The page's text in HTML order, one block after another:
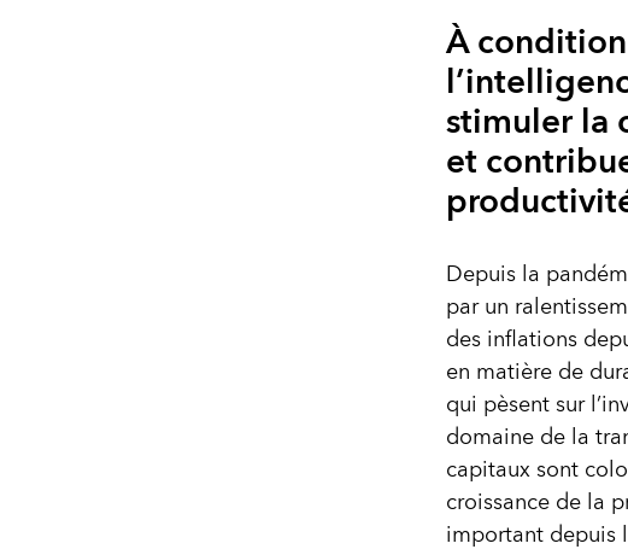
À
stimuler la
et
Depuis la
par un
des inflations
en matière de
qui pèsent sur
domaine de la
capitaux sont
croissance de la
important depuis